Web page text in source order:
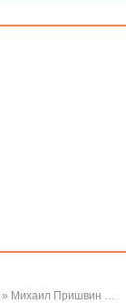
» Михаил Пришвин - Том 4. Жень-шень. Серая Сова. Неодетая весна